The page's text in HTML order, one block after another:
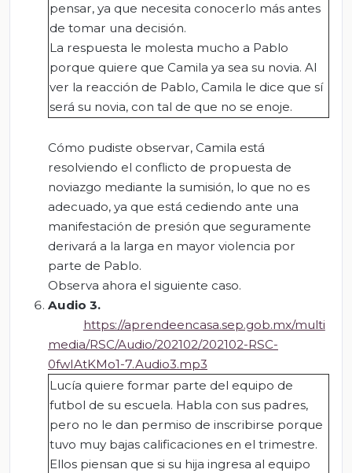
pensar, ya que necesita conocerlo más antes
de tomar una decisión.
La respuesta le molesta mucho a Pablo
porque quiere que Camila ya sea su novia. Al
ver la reacción de Pablo, Camila le dice que sí
será su novia, con tal de que no se enoje.
Cómo pudiste observar, Camila está
resolviendo el conflicto de propuesta de
noviazgo mediante la sumisión, lo que no es
adecuado, ya que está cediendo ante una
manifestación de presión que seguramente
derivará a la larga en mayor violencia por
parte de Pablo.
Observa ahora el siguiente caso.
Audio 3.
https://aprendeencasa.sep.gob.mx/multi
media/RSC/Audio/202102/202102-RSC-
0fwIAtKMo1-7.Audio3.mp3
Lucía quiere formar parte del equipo de
futbol de su escuela. Habla con sus padres,
pero no le dan permiso de inscribirse porque
tuvo muy bajas calificaciones en el trimestre.
Ellos piensan que si su hija ingresa al equipo